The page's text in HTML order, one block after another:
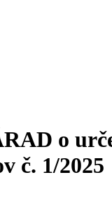
o
č. 1/2025